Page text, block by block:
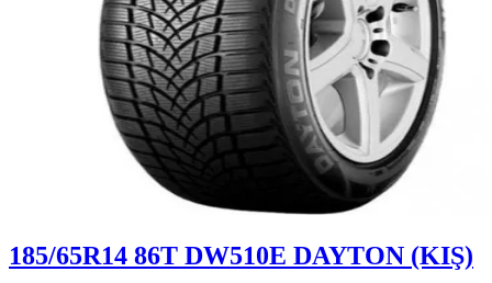
185/65R14 86T DW510E DAYTON (KIŞ)